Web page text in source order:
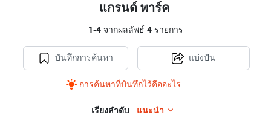
แกรนด์ พาร์ค
1-4จากผลลัพธ์ 4รายการ
บันทึกการค้นหา
การค้นหาที่บันทึกไว้คืออะไร
แบ่งปัน
เรียงลำดับ แนะนำ